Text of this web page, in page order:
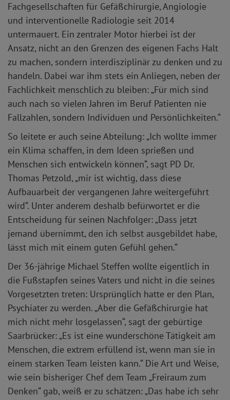
Fachgesellschaften für Gefäßchirurgie, Angiologie
und interventionelle Radiologie seit 2014
untermauert. Ein zentraler Motor hierbei ist der
Ansatz, nicht an den Grenzen des eigenen Fachs Halt
zu machen, sondern interdisziplinär zu denken und zu
handeln. Dabei war ihm stets ein Anliegen, neben der
Fachlichkeit menschlich zu bleiben: „Für mich sind
auch nach so vielen Jahren im Beruf Patienten nie
Fallzahlen, sondern Individuen und Persönlichkeiten.“
So leitete er auch seine Abteilung: „Ich wollte immer
ein Klima schaffen, in dem Ideen sprießen und
Menschen sich entwickeln können“, sagt PD Dr.
Thomas Petzold, „mir ist wichtig, dass diese
Aufbauarbeit der vergangenen Jahre weitergeführt
wird“. Unter anderem deshalb befürwortet er die
Entscheidung für seinen Nachfolger: „Dass jetzt
jemand übernimmt, den ich selbst ausgebildet habe,
lässt mich mit einem guten Gefühl gehen.“
Der 36-jährige Michael Steffen wollte eigentlich in
die Fußstapfen seines Vaters und nicht in die seines
Vorgesetzten treten: Ursprünglich hatte er den Plan,
Psychiater zu werden. „Aber die Gefäßchirurgie hat
mich nicht mehr losgelassen“, sagt der gebürtige
Saarbrücker: „Es ist eine wunderschöne Tätigkeit am
Menschen, die extrem erfüllend ist, wenn man sie in
einem starken Team leisten kann.“ Die Art und Weise,
wie sein bisheriger Chef dem Team „Freiraum zum
Denken“ gab, weiß er zu schätzen: „Das habe ich sehr